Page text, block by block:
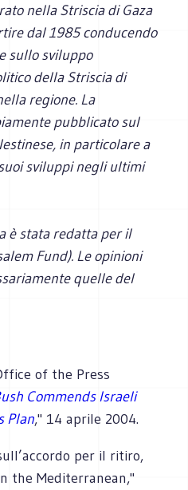
nella Striscia di Gaza
dal 1985 conducendo
sullo sviluppo
della Striscia di
regione. La
pubblicato sul
in particolare a
sviluppi negli ultimi
è stata redatta per il
Fund). Le opinioni
quelle del
of the Press
Commends Israeli
Plan," 14 aprile 2004.
per il ritiro,
the Mediterranean,"